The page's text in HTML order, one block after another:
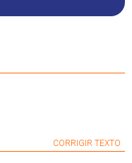
CORRIGIR TEXTO